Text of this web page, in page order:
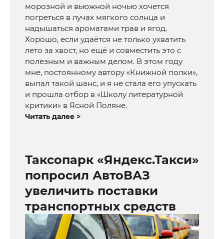
морозной и вьюжной ночью хочется
погреться в лучах мягкого солнца и
надышаться ароматами трав и ягод.
Хорошо, если удаётся не только ухватить
лето за хвост, но ещё и совместить это с
полезным и важным делом. В этом году
мне, постоянному автору «Книжной полки»,
выпал такой шанс, и я не стала его упускать
и прошла отбор в «Школу литературной
критики» в Ясной Поляне.
Читать далее >
Таксопарк «Яндекс.Такси»
попросил АвтоВАЗ
увеличить поставки
транспортных средств